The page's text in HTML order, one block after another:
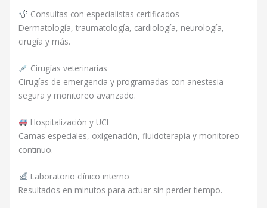
Consultas con especialistas certificados
Dermatología, traumatología, cardiología, neurología,
cirugía y más.
Cirugías veterinarias
Cirugías de emergencia y programadas con anestesia
segura y monitoreo avanzado.
Hospitalización y UCI
Camas especiales, oxigenación, fluidoterapia y monitoreo
continuo.
Laboratorio clínico interno
Resultados en minutos para actuar sin perder tiempo.